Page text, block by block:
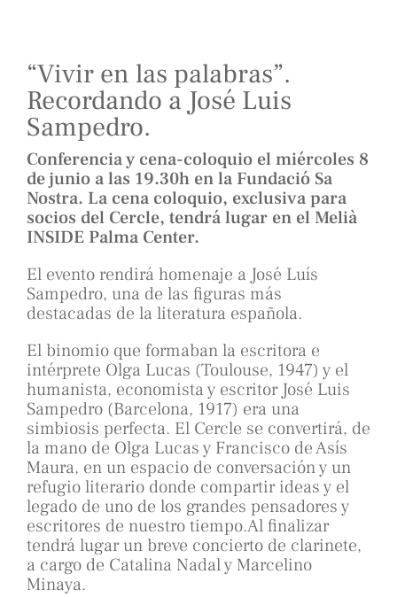
“Vivir en las palabras”.
Recordando a José Luis
Sampedro.
Conferencia y cena-coloquio el miércoles 8
de junio a las 19.30h en la Fundació Sa
Nostra. La cena coloquio, exclusiva para
socios del Cercle, tendrá lugar en el Melià
INSIDE Palma Center.
El evento rendirá homenaje a José Luís
Sampedro, una de las figuras más
destacadas de la literatura española.
El binomio que formaban la escritora e
intérprete Olga Lucas (Toulouse, 1947) y el
humanista, economista y escritor José Luis
Sampedro (Barcelona, 1917) era una
simbiosis perfecta. El Cercle se convertirá, de
la mano de Olga Lucas y Francisco de Asís
Maura, en un espacio de conversación y un
refugio literario donde compartir ideas y el
legado de uno de los grandes pensadores y
escritores de nuestro tiempo.Al finalizar
tendrá lugar un breve concierto de clarinete,
a cargo de Catalina Nadal y Marcelino
Minaya.